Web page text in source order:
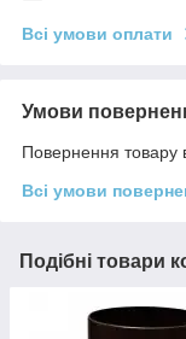
Всі умови оплати
Умови
Повернення товару
Всі умови
Подібні товари